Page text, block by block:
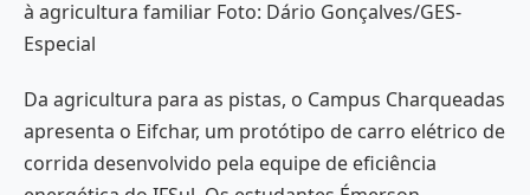
à agricultura familiar Foto: Dário Gonçalves/GES-
Especial
Da agricultura para as pistas, o Campus Charqueadas
apresenta o Eifchar, um protótipo de carro elétrico de
corrida desenvolvido pela equipe de eficiência